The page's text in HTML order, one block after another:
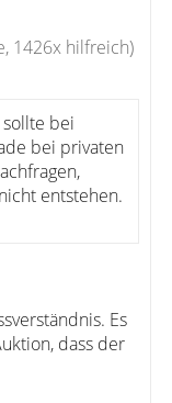
1426x hilfreich)
bei
bei privaten
entstehen.
Es
dass der